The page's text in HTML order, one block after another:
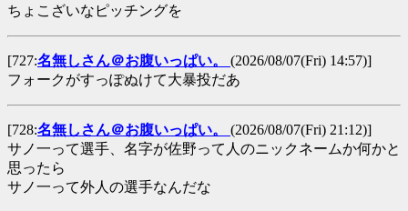
ちょこざいなピッチングを
[727:名無しさん＠お腹いっぱい。 (2026/08/07(Fri) 14:57)]
フォークがすっぽぬけて大暴投だあ
[728:名無しさん＠お腹いっぱい。 (2026/08/07(Fri) 21:12)]
サノ一って選手、名字が佐野って人のニックネームか何かと
思ったら
サノ一って外人の選手なんだな